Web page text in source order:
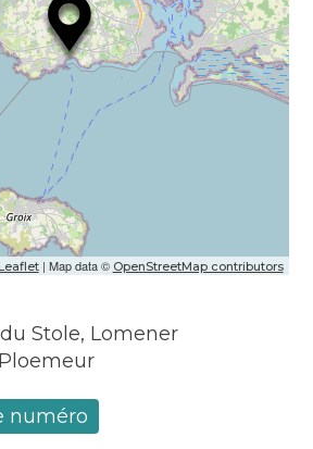
Leaflet| Map data © OpenStreetMap contributors
du Stole, Lomener
numéro